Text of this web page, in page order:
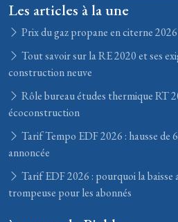
Les articles à la une
Prix du gaz propane en citerne
Tout savoir sur la RE 2020 et ses
construction neuve
Rôle bureau études thermique RT
écoconstruction
Tarif Tempo EDF 2026 : hausse de
annoncée
Tarif EDF 2026 : pourquoi la baisse
trompeuse pour les abonnés